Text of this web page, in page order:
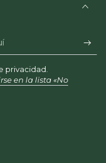
privacidad.
en la lista «No